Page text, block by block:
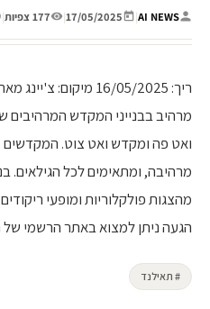
AI NEWS
|
17/05/2025
| 177 צפיות |
ריך: 16/05/2025
מרהיב בבנייני המקדש המרהיבים
ואט פה ומקדש ואט צוט. המקדשים
מרהיבה, ומתאימים לכל הגילאים.
מהצגות פולקלוריות ומופעי
הגעה ניתן למצוא באתר הרשמי
# תאילנד